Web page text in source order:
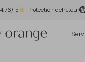
4.76/ 5 | Protection acheteur